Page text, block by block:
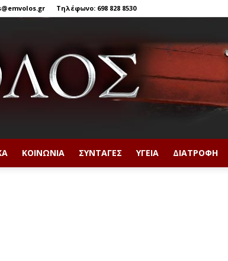
Τηλέφωνο: 698 828 8530
ΚΟΙΝΩΝΊΑ ΣΥΝΤΑΓΈΣ ΥΓΕΊΑ ΔΙΑΤΡΟΦΉ